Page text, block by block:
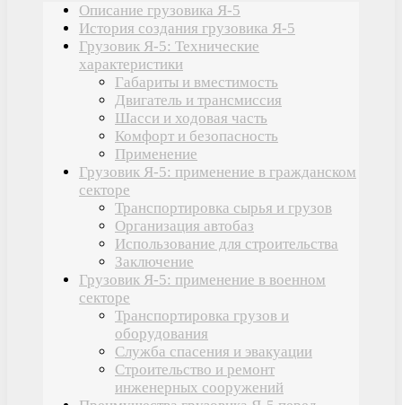
Описание грузовика Я-5
История создания грузовика Я-5
Грузовик Я-5: Технические
характеристики
Габариты и вместимость
Двигатель и трансмиссия
Шасси и ходовая часть
Комфорт и безопасность
Применение
Грузовик Я-5: применение в гражданском
секторе
Транспортировка сырья и грузов
Организация автобаз
Использование для строительства
Заключение
Грузовик Я-5: применение в военном
секторе
Транспортировка грузов и
оборудования
Служба спасения и эвакуации
Строительство и ремонт
инженерных сооружений